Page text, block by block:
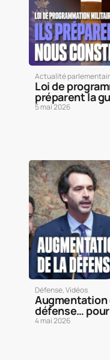
Actualité
Loi de
préparent la
5 mai 2026
Défense,Vidéos
Augmentation
défense…
4 mai 2026